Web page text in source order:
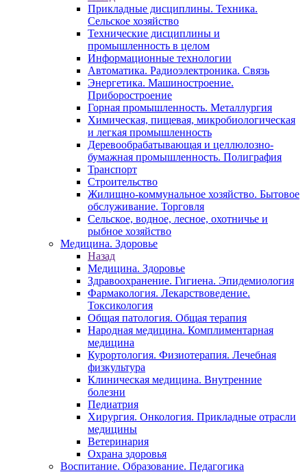
Прикладные дисциплины. Техника.
Сельское хозяйство
Технические дисциплины и
промышленность в целом
Информационные технологии
Автоматика. Радиоэлектроника. Связь
Энергетика. Машиностроение.
Приборостроение
Горная промышленность. Металлургия
Химическая, пищевая, микробиологическая
и легкая промышленность
Деревообрабатывающая и целлюлозно-
бумажная промышленность. Полиграфия
Транспорт
Строительство
Жилищно-коммунальное хозяйство. Бытовое
обслуживание. Торговля
Сельское, водное, лесное, охотничье и
рыбное хозяйство
Медицина. Здоровье
Назад
Медицина. Здоровье
Здравоохранение. Гигиена. Эпидемиология
Фармакология. Лекарствоведение.
Токсикология
Общая патология. Общая терапия
Народная медицина. Комплиментарная
медицина
Курортология. Физиотерапия. Лечебная
физкультура
Клиническая медицина. Внутренние
болезни
Педиатрия
Хирургия. Онкология. Прикладные отрасли
медицины
Ветеринария
Охрана здоровья
Воспитание. Образование. Педагогика